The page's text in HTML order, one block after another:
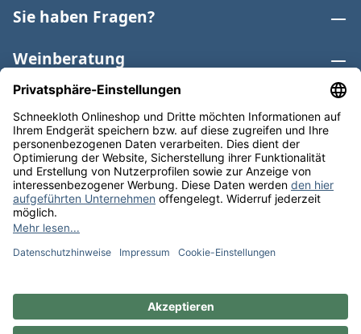
Sie haben Fragen?
Weinberatung
Informationen
Weinkategorien
Internationaler Wein
* Alle Preise inkl. gesetzl. Mehrwertsteuer zzgl.
anders angegeben. Bioprodukte im Bio-Kontrollverfahren
** Kostenfreie Lieferung ab 75 € Bestellwert in DE. Werktags